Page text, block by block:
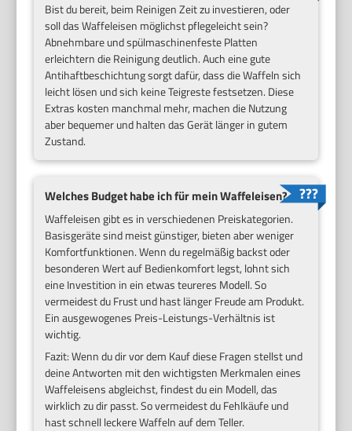
Bist du bereit, beim Reinigen Zeit zu investieren, oder
soll das Waffeleisen möglichst pflegeleicht sein?
Abnehmbare und spülmaschinenfeste Platten
erleichtern die Reinigung deutlich. Auch eine gute
Antihaftbeschichtung sorgt dafür, dass die Waffeln sich
leicht lösen und sich keine Teigreste festsetzen. Diese
Extras kosten manchmal mehr, machen die Nutzung
aber bequemer und halten das Gerät länger in gutem
Zustand.
Welches Budget habe ich für mein Waffeleisen?
Waffeleisen gibt es in verschiedenen Preiskategorien.
Basisgeräte sind meist günstiger, bieten aber weniger
Komfortfunktionen. Wenn du regelmäßig backst oder
besonderen Wert auf Bedienkomfort legst, lohnt sich
eine Investition in ein etwas teureres Modell. So
vermeidest du Frust und hast länger Freude am Produkt.
Ein ausgewogenes Preis-Leistungs-Verhältnis ist
wichtig.
Fazit: Wenn du dir vor dem Kauf diese Fragen stellst und
deine Antworten mit den wichtigsten Merkmalen eines
Waffeleisens abgleichst, findest du ein Modell, das
wirklich zu dir passt. So vermeidest du Fehlkäufe und
hast schnell leckere Waffeln auf dem Teller.